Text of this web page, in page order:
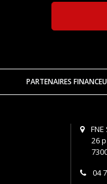
PARTENAIRES
FNE
26
04